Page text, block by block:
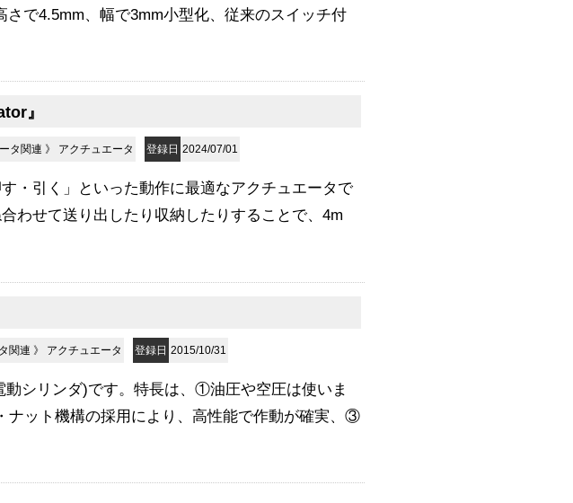
で4.5mm、幅で3mm小型化、従来のスイッチ付
』
タ関連 》 アクチュエータ 登録日 2024/07/01
・引く」といった動作に最適なアクチュエータで
わせて送り出したり収納したりすることで、4m
関連 》 アクチュエータ 登録日 2015/10/31
シリンダ)です。特長は、①油圧や空圧は使いま
ット機構の採用により、高性能で作動が確実、③